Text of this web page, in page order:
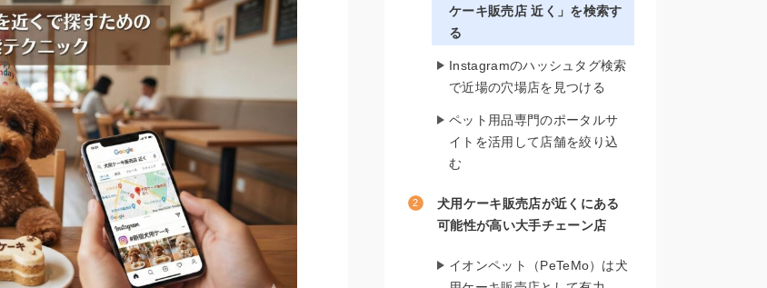
ケーキ販売店 近く」を検索す
る
Instagramのハッシュタグ検索
で近場の穴場店を見つける
ペット用品専門のポータルサ
イトを活用して店舗を絞り込
む
犬用ケーキ販売店が近くにある
可能性が高い大手チェーン店
イオンペット（PeTeMo）は犬